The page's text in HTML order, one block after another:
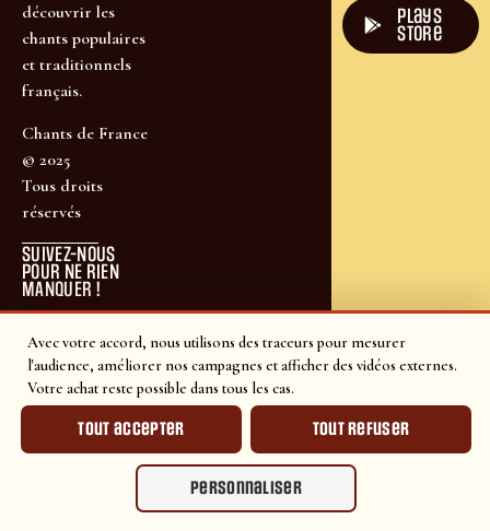
Avec votre accord, nous utilisons des traceurs pour mesurer
l'audience, améliorer nos campagnes et afficher des vidéos externes.
Votre achat reste possible dans tous les cas.
Tout accepter Tout refuser
Personnaliser
découvrir les
chants populaires
et traditionnels
français.
Chants de France
© 2025
Tous droits
réservés
SUIVEZ-NOUS
POUR NE RIEN
MANQUER !
plays
store